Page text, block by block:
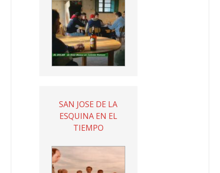
SAN JOSE DE LA
ESQUINA EN EL
TIEMPO